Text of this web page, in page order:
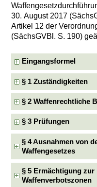
30. August 2017
Artikel 12 der
(SächsGVBl. S. 190)
Eingangsformel
§ 1 Zuständigkeiten
§ 2 Waffenrechtliche
§ 3 Prüfungen
§ 4 Ausnahmen von
Waffengesetzes
§ 5 Ermächtigung
Waffenverbotszonen